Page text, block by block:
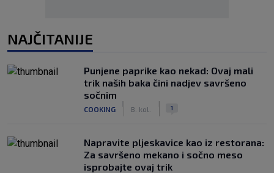
NAJČITANIJE
Punjene paprike kao nekad: Ovaj mali
trik naših baka čini nadjev savršeno
sočnim
COOKING 8. kol. 1
Napravite pljeskavice kao iz restorana:
Za savršeno mekano i sočno meso
isprobajte ovaj trik